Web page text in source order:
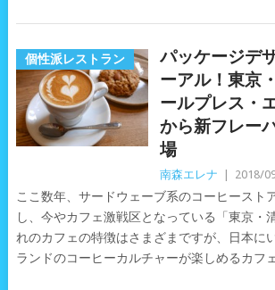
個性派レストラン
パッケージデ
ーアル！東京
ールプレス・
から新フレー
場
南森エレナ 2018/
ここ数年、サードウェーブ系のコーヒースト
し、今やカフェ激戦区となっている「東京・
れのカフェの特徴はさまざまですが、日本に
ランドのコーヒーカルチャーが楽しめるカフ